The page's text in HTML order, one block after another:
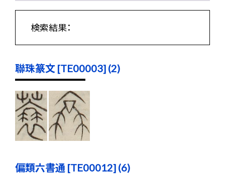
検索結果：
聯珠篆文 [TE00003] (2)
偏類六書通 [TE00012] (6)